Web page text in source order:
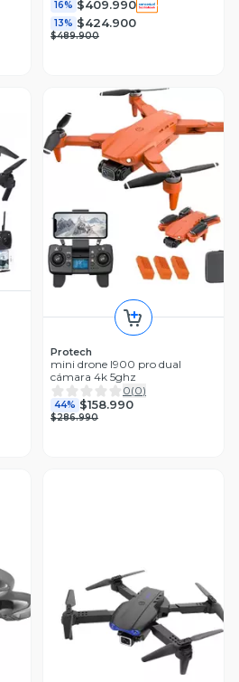
16% $409.990
13% $424.900
$489.900
Protech
mini drone l900 pro dual
cámara 4k 5ghz
0(0)
44% $158.990
$286.990